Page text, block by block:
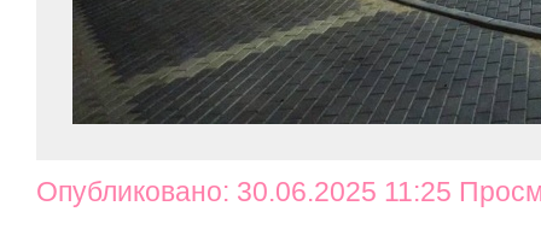
Опубликовано: 30.06.2025 11:25